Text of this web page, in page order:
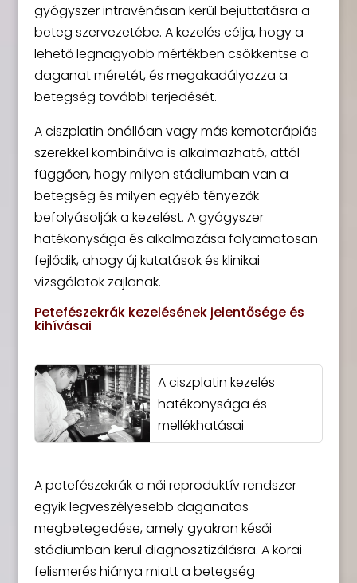
gyógyszer intravénásan kerül bejuttatásra a
beteg szervezetébe. A kezelés célja, hogy a
lehető legnagyobb mértékben csökkentse a
daganat méretét, és megakadályozza a
betegség további terjedését.
A ciszplatin önállóan vagy más kemoterápiás
szerekkel kombinálva is alkalmazható, attól
függően, hogy milyen stádiumban van a
betegség és milyen egyéb tényezők
befolyásolják a kezelést. A gyógyszer
hatékonysága és alkalmazása folyamatosan
fejlődik, ahogy új kutatások és klinikai
vizsgálatok zajlanak.
Petefészekrák kezelésének jelentősége és
kihívásai
A ciszplatin kezelés
hatékonysága és
mellékhatásai
A petefészekrák a női reproduktív rendszer
egyik legveszélyesebb daganatos
megbetegedése, amely gyakran késői
stádiumban kerül diagnosztizálásra. A korai
felismerés hiánya miatt a betegség